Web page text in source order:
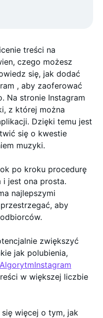
treści na
czego możesz
się, jak dodać
, aby zaoferować
Na stronie Instagram
z której można
Dzięki temu jest
się o kwestie
muzyki.
po kroku procedurę
i jest ona prosta.
najlepszymi
aby
zwiększyć
jak polubienia,
AlgorytmInstagram
w większej liczbie
więcej o tym, jak